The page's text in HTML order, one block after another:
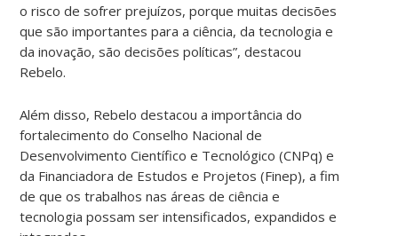
o risco de sofrer prejuízos, porque muitas decisões
que são importantes para a ciência, da tecnologia e
da inovação, são decisões políticas”, destacou
Rebelo.
Além disso, Rebelo destacou a importância do
fortalecimento do Conselho Nacional de
Desenvolvimento Científico e Tecnológico (CNPq) e
da Financiadora de Estudos e Projetos (Finep), a fim
de que os trabalhos nas áreas de ciência e
tecnologia possam ser intensificados, expandidos e